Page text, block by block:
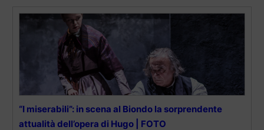
“I miserabili”: in scena al Biondo la sorprendente
attualità dell’opera di Hugo | FOTO